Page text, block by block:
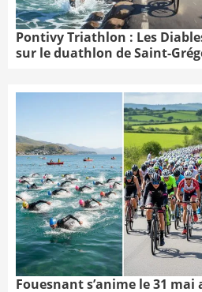
Pontivy Triathlon : Les
sur le duathlon de Saint-
Fouesnant s’anime le 31